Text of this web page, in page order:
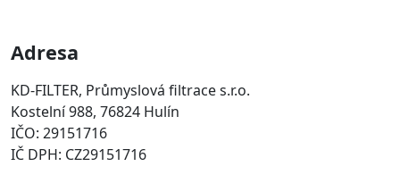
Adresa
KD-FILTER, Průmyslová filtrace s.r.o.
Kostelní 988, 76824 Hulín
IČO: 29151716
IČ DPH: CZ29151716